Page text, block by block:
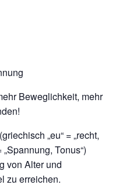
Beweglichkeit, mehr
„eu“ = „recht,
Tonus“)
von Alter und
zu erreichen.